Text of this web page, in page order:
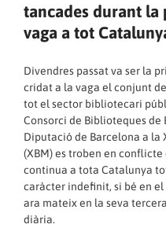
tancades durant
vaga a tot
Divendres passat va ser la
cridat a la vaga el conjunt
tot el sector bibliotecari
Consorci de Biblioteques de
Diputació de Barcelona a la
(XBM) es troben en conflicte
continua a tota Catalunya
caràcter indefinit, si bé en el
ara mateix en la seva
diària.